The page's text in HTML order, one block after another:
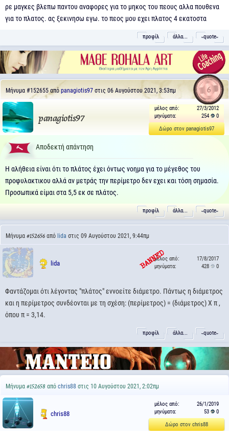
ρε μαγκες βλεπω παντου αναφορες για το μηκος του πεους αλλα πουθενα
για το πλατος. ας ξεκινησω εγω. το πεος μου εχει πλατος 4 εκατοστα
προφίλ άλλα... ˵quote˶
6
Μήνυμα #152655 από panagiotis97 στις 06 Αυγούστου 2021, 3:53πμ
panagiotis97
μέλος από:
27/3/2012
μηνύματα:
254
0
Δώρο στον panagiotis97
Αποδεκτή απάντηση
Η αλήθεια είναι ότι το πλάτος έχει όντως νοημα για το μέγεθος του
προφυλακτικου αλλά αν μετράς την περίμετρο δεν εχει και τόση σημασία.
Προσωπικά είμαι στα 5,5 εκ σε πλάτος.
προφίλ άλλα... ˵quote˶
Μήνυμα #152656 από lida στις 09 Αυγούστου 2021, 9:44πμ
lida
μέλος από:
17/8/2017
μηνύματα:
428 0
Φαντάζομαι ότι λέγοντας "πλάτος" εννοείτε διάμετρο. Πάντως η διάμετρος
και η περίμετρος συνδέονται με τη σχέση: (περίμετρος) = (διάμετρος) Χ π ,
όπου π = 3,14.
προφίλ άλλα... ˵quote˶
Μήνυμα #152658 από chris88 στις 10 Αυγούστου 2021, 2:02πμ
chris88
μέλος από:
26/1/2019
μηνύματα:
53
0
Δώρο στον chris88